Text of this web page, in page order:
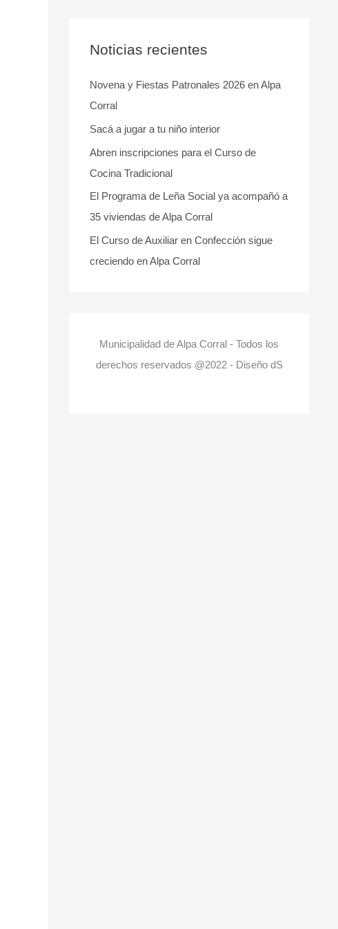
a
p
o
r
:
Noticias recientes
Novena y Fiestas Patronales 2026 en Alpa
Corral
Sacá a jugar a tu niño interior
Abren inscripciones para el Curso de
Cocina Tradicional
El Programa de Leña Social ya acompañó a
35 viviendas de Alpa Corral
El Curso de Auxiliar en Confección sigue
creciendo en Alpa Corral
Municipalidad de Alpa Corral - Todos los
derechos reservados @2022 - Diseño dS